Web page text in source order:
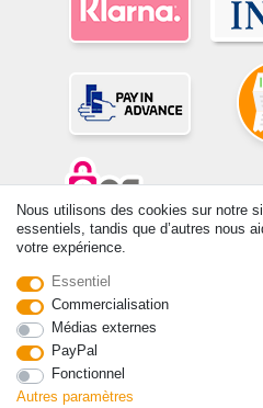
© Copyright 2026 | Tous droits réservés. -
en Euros TTC. Les conditions s’appliquent
Nous utilisons des cookies sur notre
essentiels, tandis que d’autres nous
votre expérience.
Essentiel
Commercialisation
Médias externes
PayPal
Fonctionnel
Autres paramètres
Rétracter le contrat ici